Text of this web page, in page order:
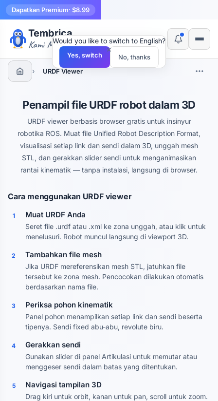
Dapatkan Premium· $8.99
Tembrica
Kami Membuat Alat
› URDF Viewer
Penampil file URDF robot dalam 3D
URDF viewer berbasis browser gratis untuk insinyur
robotika ROS. Muat file Unified Robot Description Format,
visualisasi setiap link dan sendi dalam 3D, unggah mesh
STL, dan gerakkan slider sendi untuk menganimasikan
rantai kinematik — tanpa instalasi, langsung di browser.
Cara menggunakan URDF viewer
1 Muat URDF Anda
Seret file .urdf atau .xml ke zona unggah, atau klik untuk
menelusuri. Robot muncul langsung di viewport 3D.
2 Tambahkan file mesh
Jika URDF mereferensikan mesh STL, jatuhkan file
tersebut ke zona mesh. Pencocokan dilakukan otomatis
berdasarkan nama file.
3 Periksa pohon kinematik
Panel pohon menampilkan setiap link dan sendi beserta
tipenya. Sendi fixed abu-abu, revolute biru.
4 Gerakkan sendi
Gunakan slider di panel Artikulasi untuk memutar atau
menggeser sendi dalam batas yang ditentukan.
5 Navigasi tampilan 3D
Drag kiri untuk orbit, kanan untuk pan, scroll untuk zoom.
×
Would you like to switch to English?
Yes, switch No, thanks